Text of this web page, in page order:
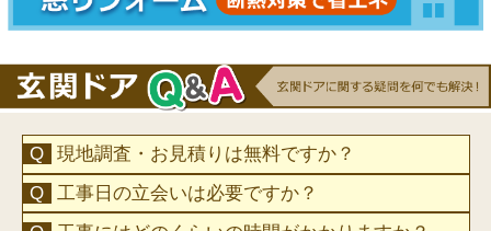
現地調査・お見積りは無料ですか？
工事日の立会いは必要ですか？